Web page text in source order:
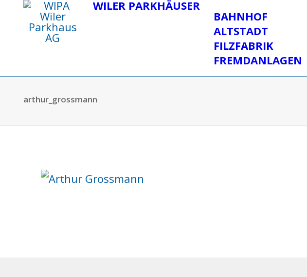
WILER PARKHÄUSER
BAHNHOF
ALTSTADT
FILZFABRIK
FREMDANLAGEN
arthur_grossmann